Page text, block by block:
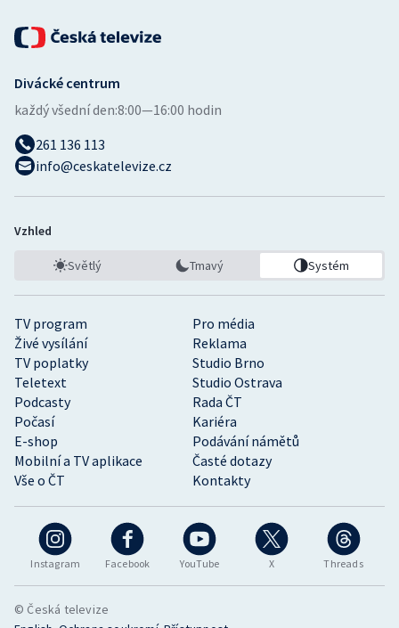
Instagram Facebook YouTube X Threads
TV program
Pro média
Živé vysílání
Reklama
TV poplatky
Studio Brno
Teletext
Studio Ostrava
Podcasty
Rada ČT
Počasí
Kariéra
E-shop
Podávání námětů
Mobilní a TV aplikace
Časté dotazy
Vše o ČT
Kontakty
Divácké centrum
každý všední den:8:00—16:00 hodin
261 136 113
info@ceskatelevize.cz
Vzhled
Světlý Tmavý Systém
© Česká televize